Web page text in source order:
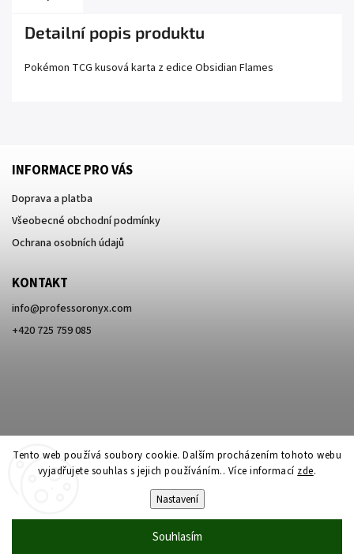
Tento web používá soubory cookie. Dalším procházením tohoto webu
vyjadřujete souhlas s jejich používáním.. Více informací zde.
Nastavení
Souhlasím
Detailní popis produktu
Pokémon TCG kusová karta z edice Obsidian Flames
INFORMACE PRO VÁS
Doprava a platba
Všeobecné obchodní podmínky
Ochrana osobních údajů
KONTAKT
info@professoronyx.com
+420 725 759 085
Professor Onyx. Všechna práva vyhrazena.